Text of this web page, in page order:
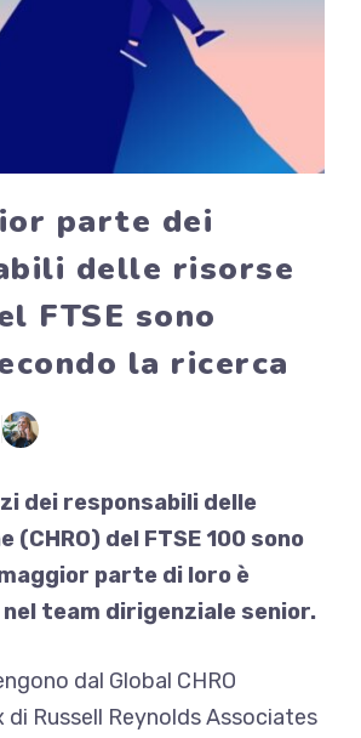
parte dei
delle risorse
FTSE sono
la ricerca
dei responsabili delle
(CHRO) del FTSE 100 sono
parte di loro è
nel team dirigenziale senior.
dal Global CHRO
di Russell Reynolds Associates